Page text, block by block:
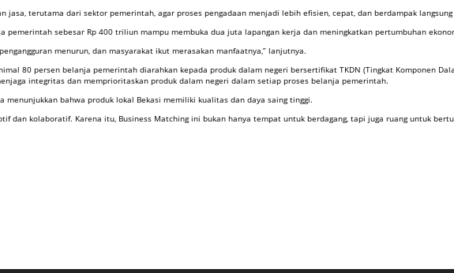
terutama dari sektor pemerintah, agar proses pengadaan menjadi lebih efisien, cepat, dan berdampak
sebesar Rp 400 triliun mampu membuka dua juta lapangan kerja dan meningkatkan pertumbuhan
menurun, dan masyarakat ikut merasakan manfaatnya,” lanjutnya.
80 persen belanja pemerintah diarahkan kepada produk dalam negeri bersertifikat TKDN (Tingkat Komponen
integritas dan memprioritaskan produk dalam negeri dalam setiap proses belanja pemerintah.
bahwa produk lokal Bekasi memiliki kualitas dan daya saing tinggi.
dan kolaboratif. Karena itu, Business Matching ini bukan hanya tempat untuk berdagang, tapi juga ruang untuk